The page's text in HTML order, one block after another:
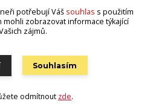
Eshop-rychle.cz
potřebují Váš souhlas s použitím
mohli zobrazovat informace týkající
zájmů.
Souhlasím
odmítnout zde.